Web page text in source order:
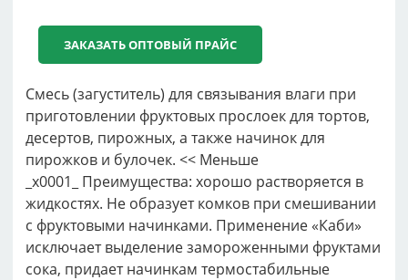
ЗАКАЗАТЬ ОПТОВЫЙ ПРАЙС
Смесь (загуститель) для связывания влаги при
приготовлении фруктовых прослоек для тортов,
десертов, пирожных, а также начинок для
пирожков и булочек. << Меньше
_x0001_ Преимущества: хорошо растворяется в
жидкостях. Не образует комков при смешивании
с фруктовыми начинками. Применение «Каби»
исключает выделение замороженными фруктами
сока, придает начинкам термостабильные